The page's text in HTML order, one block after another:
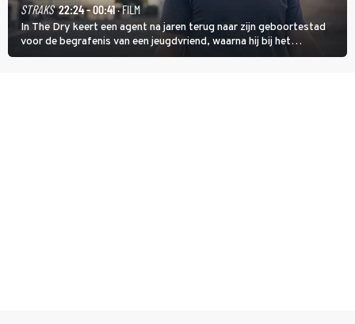
STRAKS 22:24 - 00:41· FILM
In The Dry keert een agent na jaren terug naar zijn geboortestad
voor de begrafenis van een jeugdvriend, waarna hij bij het
onderzoeken van diens dood een verband begint te vermoeden